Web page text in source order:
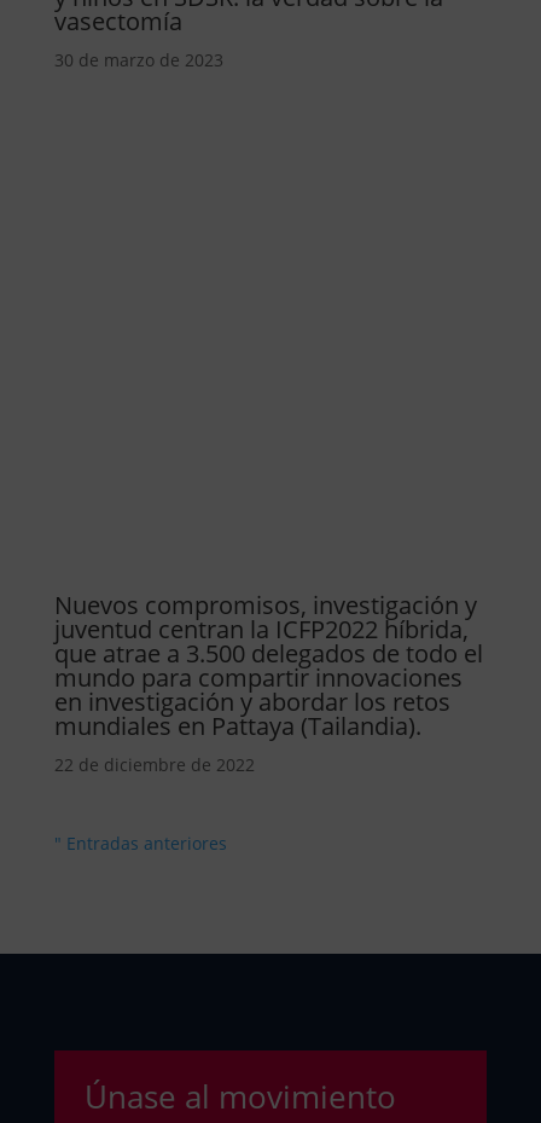
vasectomía
30 de marzo de 2023
Nuevos compromisos, investigación y
juventud centran la ICFP2022 híbrida,
que atrae a 3.500 delegados de todo el
mundo para compartir innovaciones
en investigación y abordar los retos
mundiales en Pattaya (Tailandia).
22 de diciembre de 2022
" Entradas anteriores
Únase al movimiento